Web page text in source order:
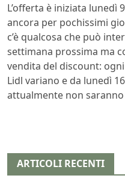
L’offerta è iniziata lunedì
ancora per pochissimi
c’è qualcosa che può
settimana prossima ma
vendita del discount:
Lidl variano e da lunedì
attualmente non
ARTICOLI RECENTI